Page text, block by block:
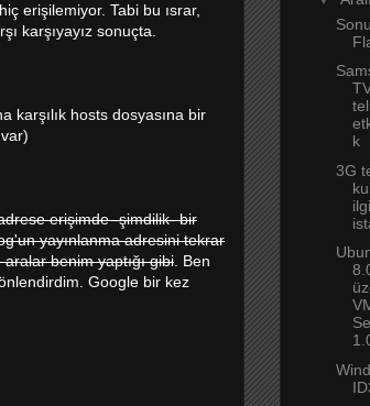
erişilemiyor. Tabi bu ısrar,
karşıyayız sonuçta.
karşılık hosts dosyasına bir
erişimde -şimdilik- bir
yayınlanma adresini tekrar
benim yaptığı gibi . Ben
Google bir kez
k
3G